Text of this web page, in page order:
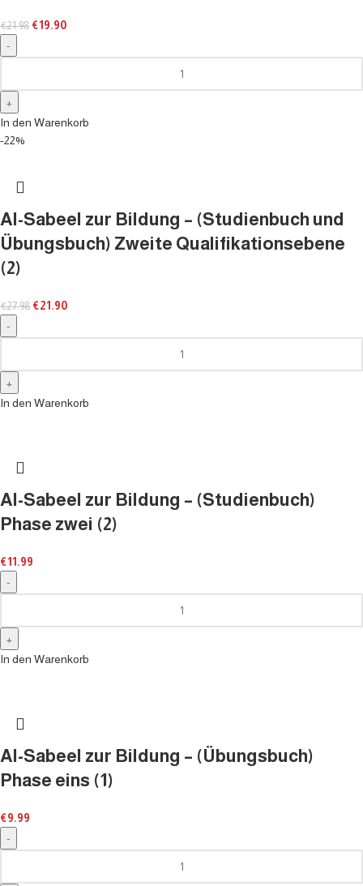
€21.98 €19.90
In den Warenkorb
-22%
Al-Sabeel zur Bildung – (Studienbuch und
Übungsbuch) Zweite Qualifikationsebene
(2)
€27.98 €21.90
In den Warenkorb
Al-Sabeel zur Bildung – (Studienbuch)
Phase zwei (2)
€11.99
In den Warenkorb
Al-Sabeel zur Bildung – (Übungsbuch)
Phase eins (1)
€9.99